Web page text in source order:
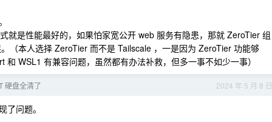
就是性能最好的，如果怕家宽公开 web 服务有隐患，那就 ZeroTier 组
（本人选择 ZeroTier 而不是 Tailscale ，一是因为 ZeroTier 功能够
WSL1 有兼容问题，虽然都有办法补救，但多一事不如少一事）
2024 年 5 月 8 日
硬盘全清了
了问题。